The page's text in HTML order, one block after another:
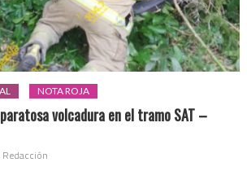
NOTA ROJA
volcadura en el tramo SAT –
Redacción